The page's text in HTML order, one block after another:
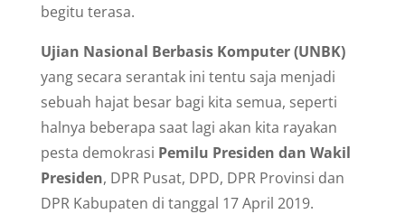
begitu terasa.
Ujian Nasional Berbasis Komputer (UNBK)
yang secara serantak ini tentu saja menjadi
sebuah hajat besar bagi kita semua, seperti
halnya beberapa saat lagi akan kita rayakan
pesta demokrasi Pemilu Presiden dan Wakil
Presiden, DPR Pusat, DPD, DPR Provinsi dan
DPR Kabupaten di tanggal 17 April 2019.